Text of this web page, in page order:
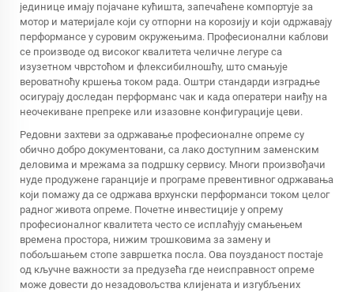
јединице имају појачане кућишта, запечаћене компортује за
мотор и материјале који су отпорни на корозију и који одржавају
перформансе у суровим окружењима. Професионални каблови
се производе од високог квалитета челичне легуре са
изузетном чврстоћом и флексибилношћу, што смањује
вероватноћу кршења током рада. Оштри стандарди изградње
осигурају доследан перформанс чак и када оператери наиђу на
неочекиване препреке или изазовне конфигурације цеви.
Редовни захтеви за одржавање професионалне опреме су
обично добро документовани, са лако доступним заменским
деловима и мрежама за подршку сервису. Многи произвођачи
нуде продужене гаранције и програме превентивног одржавања
који помажу да се одржава врхунски перформанси током целог
радног живота опреме. Почетне инвестиције у опрему
професионалног квалитета често се исплаћују смањењем
времена простора, нижим трошковима за замену и
побољшањем стопе завршетка посла. Ова поузданост постаје
од кључне важности за предузећа где неисправност опреме
може довести до незадовољства клијената и изгубљених